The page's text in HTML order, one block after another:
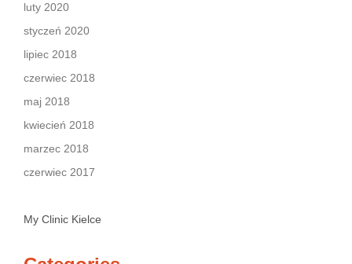
luty 2020
styczeń 2020
lipiec 2018
czerwiec 2018
maj 2018
kwiecień 2018
marzec 2018
czerwiec 2017
My Clinic Kielce